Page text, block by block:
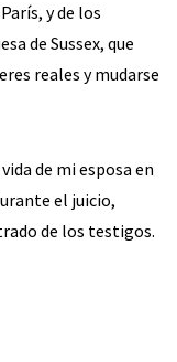
y de los
de Sussex, que
reales y mudarse
de mi esposa en
el juicio,
de los testigos.